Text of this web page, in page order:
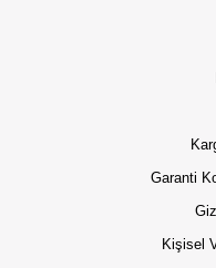
Garanti
Kişisel